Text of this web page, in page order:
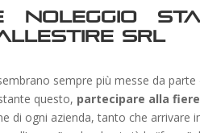
noleggio
Srl
sempre più messe da
questo, partecipare alla
di ogni azienda, tanto che arrivare